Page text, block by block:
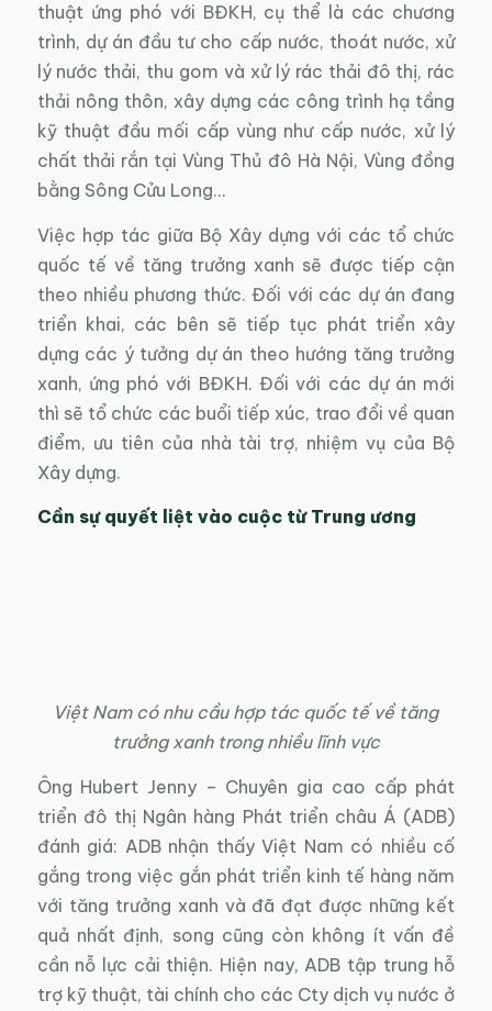
thuật ứng phó với BĐKH, cụ thể là các chương
trình, dự án đầu tư cho cấp nước, thoát nước, xử
lý nước thải, thu gom và xử lý rác thải đô thị, rác
thải nông thôn, xây dựng các công trình hạ tầng
kỹ thuật đầu mối cấp vùng như cấp nước, xử lý
chất thải rắn tại Vùng Thủ đô Hà Nội, Vùng đồng
bằng Sông Cửu Long…
Việc hợp tác giữa Bộ Xây dựng với các tổ chức
quốc tế về tăng trưởng xanh sẽ được tiếp cận
theo nhiều phương thức. Đối với các dự án đang
triển khai, các bên sẽ tiếp tục phát triển xây
dựng các ý tưởng dự án theo hướng tăng trưởng
xanh, ứng phó với BĐKH. Đối với các dự án mới
thì sẽ tổ chức các buổi tiếp xúc, trao đổi về quan
điểm, ưu tiên của nhà tài trợ, nhiệm vụ của Bộ
Xây dựng.
Cần sự quyết liệt vào cuộc từ Trung ương
Việt Nam có nhu cầu hợp tác quốc tế về tăng
trưởng xanh trong nhiều lĩnh vực
Ông Hubert Jenny – Chuyên gia cao cấp phát
triển đô thị Ngân hàng Phát triển châu Á (ADB)
đánh giá: ADB nhận thấy Việt Nam có nhiều cố
gắng trong việc gắn phát triển kinh tế hàng năm
với tăng trưởng xanh và đã đạt được những kết
quả nhất định, song cũng còn không ít vấn đề
cần nỗ lực cải thiện. Hiện nay, ADB tập trung hỗ
trợ kỹ thuật, tài chính cho các Cty dịch vụ nước ở